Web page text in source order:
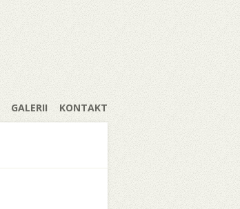
GALERII KONTAKT